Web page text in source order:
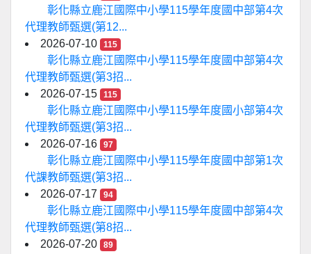
彰化縣立鹿江國際中小學115學年度國中部第4次
代理教師甄選(第12...
2026-07-10
115
彰化縣立鹿江國際中小學115學年度國中部第4次
代理教師甄選(第3招...
2026-07-15
115
彰化縣立鹿江國際中小學115學年度國小部第4次
代理教師甄選(第3招...
2026-07-16
97
彰化縣立鹿江國際中小學115學年度國中部第1次
代課教師甄選(第3招...
2026-07-17
94
彰化縣立鹿江國際中小學115學年度國中部第4次
代理教師甄選(第8招...
2026-07-20
89